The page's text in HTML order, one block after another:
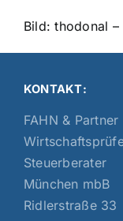
Bild: thodonal
KONTAKT:
FAHN & Partner
Steuerberater
München mbB
Ridlerstraße 33